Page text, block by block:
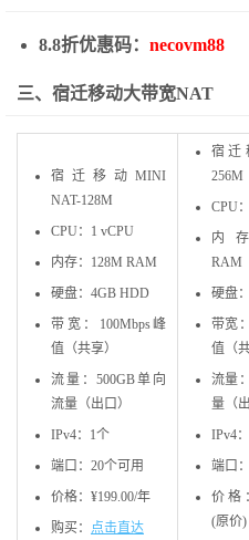
8.8折优惠码： necovm88
三、宿迁移动大带宽NAT
宿迁移动MINI
NAT-128M
CPU：1 vCPU
内存：128M RAM
硬盘：4GB HDD
带宽：100Mbps峰
值（共享）
流量：500GB单向
流量（出口）
IPv4：1个
端口：20个可用
价格： ¥199.00/年
购买： 点击直达
宿迁
256M
CPU
内
RAM
硬盘
带宽
值（
流量
量（
IPv4
端口
价格
(原价)